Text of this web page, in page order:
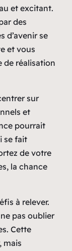
et excitant.
des
d’avenir se
et vous
de réalisation
sur
et
pourrait
se fait
de votre
la chance
à relever.
pas oublier
Cette
mais